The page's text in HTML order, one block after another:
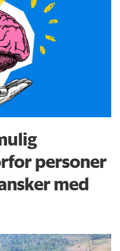
personer
med